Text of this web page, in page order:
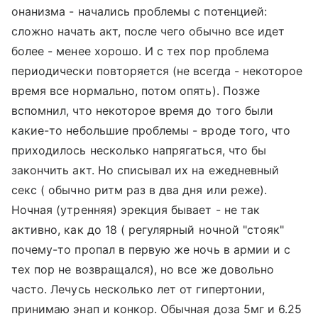
онанизма - начались проблемы с потенцией:
сложно начать акт, после чего обычно все идет
более - менее хорошо. И с тех пор проблема
периодически повторяется (не всегда - некоторое
время все нормально, потом опять). Позже
вспомнил, что некоторое время до того были
какие-то небольшие проблемы - вроде того, что
приходилось несколько напрягаться, что бы
закончить акт. Но списывал их на ежедневный
секс ( обычно ритм раз в два дня или реже).
Ночная (утренняя) эрекция бывает - не так
активно, как до 18 ( регулярный ночной "стояк"
почему-то пропал в первую же ночь в армии и с
тех пор не возвращался), но все же довольно
часто. Лечусь несколько лет от гипертонии,
принимаю энап и конкор. Обычная доза 5мг и 6.25